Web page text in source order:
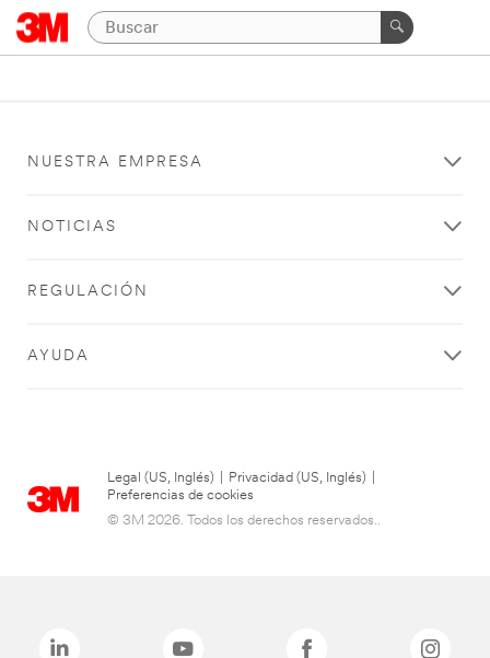
NUESTRA EMPRESA
NOTICIAS
REGULACIÓN
AYUDA
Legal (US, Inglés) Privacidad (US, Inglés)
Preferencias de cookies
© 3M 2026. Todos los derechos reservados..